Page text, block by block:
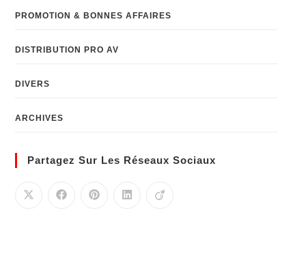
PROMOTION & BONNES AFFAIRES
DISTRIBUTION PRO AV
DIVERS
ARCHIVES
Partagez Sur Les Réseaux Sociaux